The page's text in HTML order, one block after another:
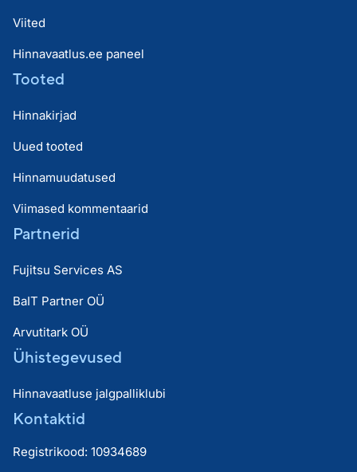
Viited
Hinnavaatlus.ee paneel
Tooted
Hinnakirjad
Uued tooted
Hinnamuudatused
Viimased kommentaarid
Partnerid
Fujitsu Services AS
BaIT Partner OÜ
Arvutitark OÜ
Ühistegevused
Hinnavaatluse jalgpalliklubi
Kontaktid
Registrikood: 10934689